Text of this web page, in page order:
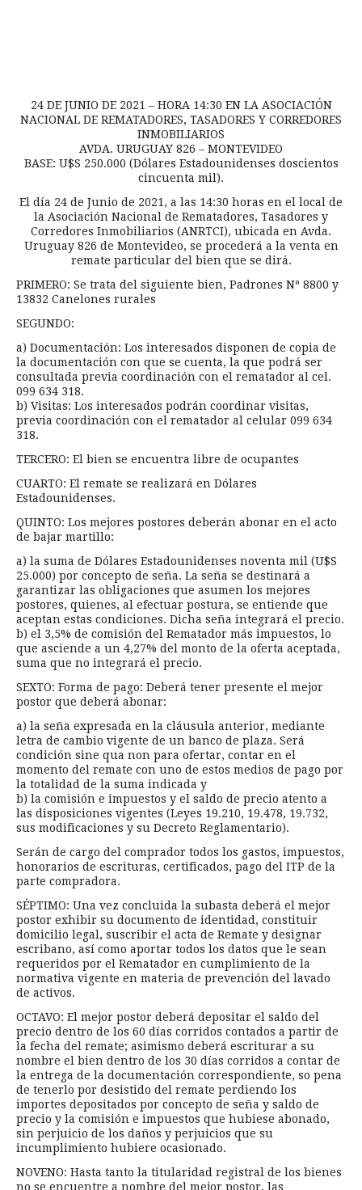
24 DE JUNIO DE 2021 – HORA 14:30 EN LA ASOCIACIÓN
NACIONAL DE REMATADORES, TASADORES Y CORREDORES
INMOBILIARIOS
AVDA. URUGUAY 826 – MONTEVIDEO
BASE: U$S 250.000 (Dólares Estadounidenses doscientos
cincuenta mil).
El día 24 de Junio de 2021, a las 14:30 horas en el local de
la Asociación Nacional de Rematadores, Tasadores y
Corredores Inmobiliarios (ANRTCI), ubicada en Avda.
Uruguay 826 de Montevideo, se procederá a la venta en
remate particular del bien que se dirá.
PRIMERO: Se trata del siguiente bien, Padrones Nº 8800 y
13832 Canelones rurales
SEGUNDO:
a) Documentación: Los interesados disponen de copia de
la documentación con que se cuenta, la que podrá ser
consultada previa coordinación con el rematador al cel.
099 634 318.
b) Visitas: Los interesados podrán coordinar visitas,
previa coordinación con el rematador al celular 099 634
318.
TERCERO: El bien se encuentra libre de ocupantes
CUARTO: El remate se realizará en Dólares
Estadounidenses.
QUINTO: Los mejores postores deberán abonar en el acto
de bajar martillo:
a) la suma de Dólares Estadounidenses noventa mil (U$S
25.000) por concepto de seña. La seña se destinará a
garantizar las obligaciones que asumen los mejores
postores, quienes, al efectuar postura, se entiende que
aceptan estas condiciones. Dicha seña integrará el precio.
b) el 3,5% de comisión del Rematador más impuestos, lo
que asciende a un 4,27% del monto de la oferta aceptada,
suma que no integrará el precio.
SEXTO: Forma de pago: Deberá tener presente el mejor
postor que deberá abonar:
a) la seña expresada en la cláusula anterior, mediante
letra de cambio vigente de un banco de plaza. Será
condición sine qua non para ofertar, contar en el
momento del remate con uno de estos medios de pago por
la totalidad de la suma indicada y
b) la comisión e impuestos y el saldo de precio atento a
las disposiciones vigentes (Leyes 19.210, 19.478, 19.732,
sus modificaciones y su Decreto Reglamentario).
Serán de cargo del comprador todos los gastos, impuestos,
honorarios de escrituras, certificados, pago del ITP de la
parte compradora.
SÉPTIMO: Una vez concluida la subasta deberá el mejor
postor exhibir su documento de identidad, constituir
domicilio legal, suscribir el acta de Remate y designar
escribano, así como aportar todos los datos que le sean
requeridos por el Rematador en cumplimiento de la
normativa vigente en materia de prevención del lavado
de activos.
OCTAVO: El mejor postor deberá depositar el saldo del
precio dentro de los 60 días corridos contados a partir de
la fecha del remate; asimismo deberá escriturar a su
nombre el bien dentro de los 30 días corridos a contar de
la entrega de la documentación correspondiente, so pena
de tenerlo por desistido del remate perdiendo los
importes depositados por concepto de seña y saldo de
precio y la comisión e impuestos que hubiese abonado,
sin perjuicio de los daños y perjuicios que su
incumplimiento hubiere ocasionado.
NOVENO: Hasta tanto la titularidad registral de los bienes
no se encuentre a nombre del mejor postor, las